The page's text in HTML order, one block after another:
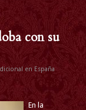
con su
en España
En la